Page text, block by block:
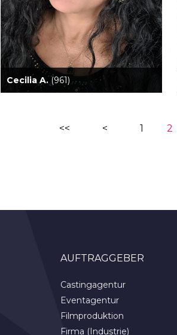
Cecilia A.(961)
<< < 1 2
AUFTRAGGEBER
Castingagentur
Eventagentur
Filmproduktion
Firma (Industrie)